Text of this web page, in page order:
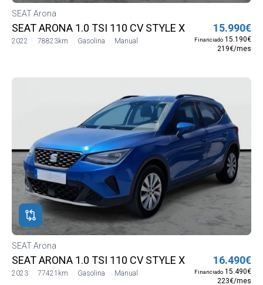
SEAT Arona
SEAT ARONA 1.0 TSI 110 CV STYLE XL EDITION
2022 78823km Gasolina Manual
15.990€
Financiado 15.190€
219€/mes
SEAT Arona
SEAT ARONA 1.0 TSI 110 CV STYLE XL EDITION
2023 77421km Gasolina Manual
16.490€
Financiado 15.490€
223€/mes